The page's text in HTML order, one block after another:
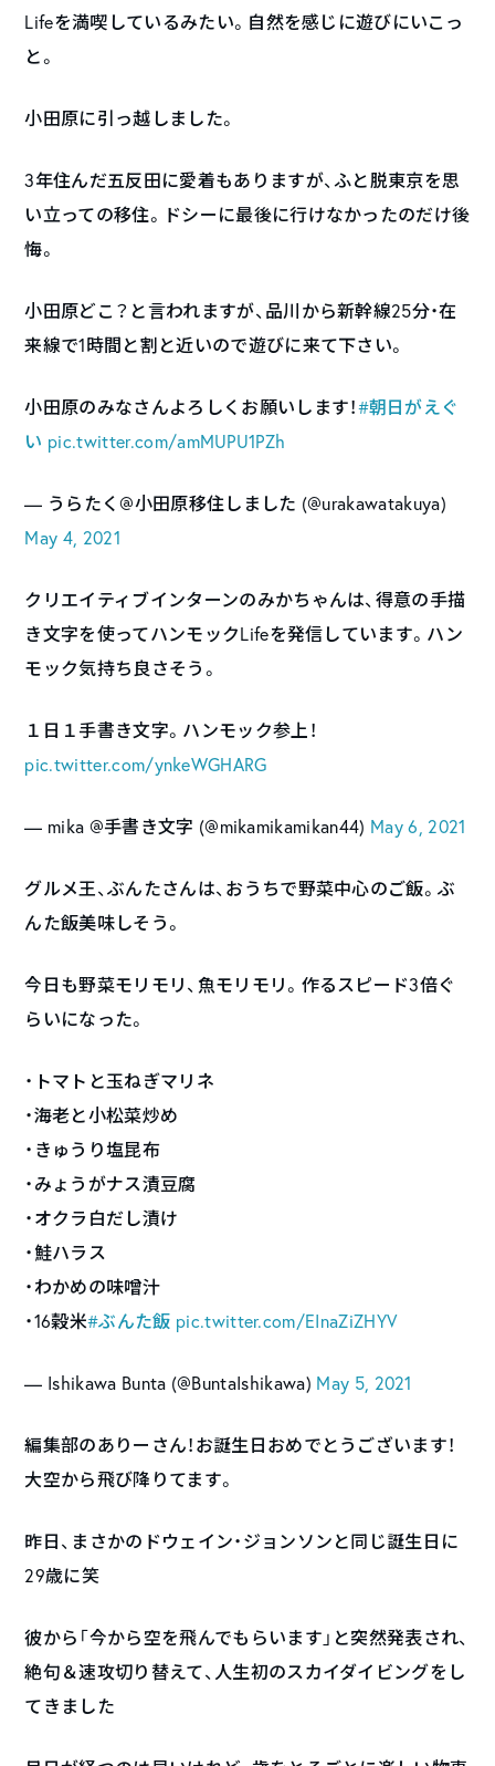
Lifeを満喫しているみたい。自然を感じに遊びにいこっ
と。
小田原に引っ越しました。
3年住んだ五反田に愛着もありますが、ふと脱東京を思
い立っての移住。ドシーに最後に行けなかったのだけ後
悔。
小田原どこ？と言われますが、品川から新幹線25分・在
来線で1時間と割と近いので遊びに来て下さい。
小田原のみなさんよろしくお願いします！#朝日がえぐ
い pic.twitter.com/amMUPU1PZh
— うらたく@小田原移住しました (@urakawatakuya)
May 4, 2021
クリエイティブインターンのみかちゃんは、得意の手描
き文字を使ってハンモックLifeを発信しています。ハン
モック気持ち良さそう。
１日１手書き文字。ハンモック参上！
pic.twitter.com/ynkeWGHARG
— mika @手書き文字 (@mikamikamikan44) May 6, 2021
グルメ王、ぶんたさんは、おうちで野菜中心のご飯。ぶ
んた飯美味しそう。
今日も野菜モリモリ、魚モリモリ。作るスピード3倍ぐ
らいになった。
・トマトと玉ねぎマリネ
・海老と小松菜炒め
・きゅうり塩昆布
・みょうがナス漬豆腐
・オクラ白だし漬け
・鮭ハラス
・わかめの味噌汁
・16穀米#ぶんた飯 pic.twitter.com/EInaZiZHYV
— Ishikawa Bunta (@BuntaIshikawa) May 5, 2021
編集部のありーさん！お誕生日おめでとうございます！
大空から飛び降りてます。
昨日、まさかのドウェイン・ジョンソンと同じ誕生日に
29歳に笑
彼から「今から空を飛んでもらいます」と突然発表され、
絶句＆速攻切り替えて、人生初のスカイダイビングをし
てきました